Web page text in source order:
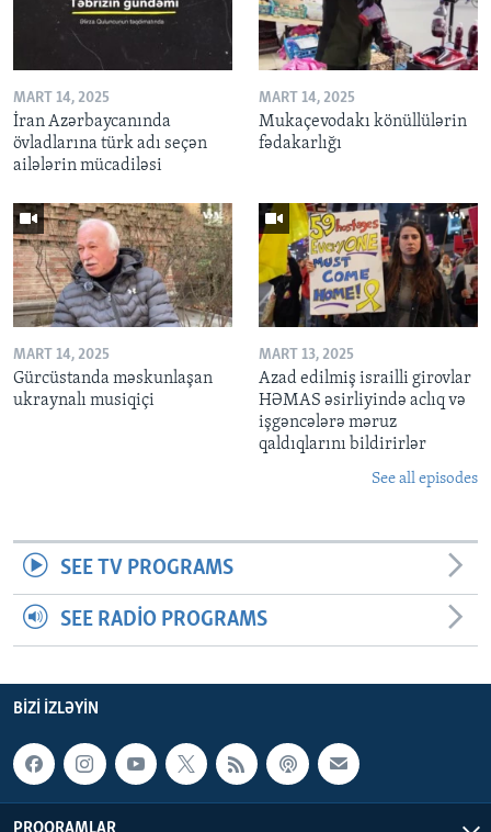
MART 14, 2025
İran Azərbaycanında
övladlarına türk adı seçən
ailələrin mücadiləsi
MART 14, 2025
Mukaçevodakı könüllülərin
fədakarlığı
MART 14, 2025
Gürcüstanda məskunlaşan
ukraynalı musiqiçi
MART 13, 2025
Azad edilmiş israilli girovlar
HƏMAS əsirliyində aclıq və
işgəncələrə məruz
qaldıqlarını bildirirlər
See all episodes
SEE TV PROGRAMS
SEE RADIO PROGRAMS
BIZI IZLƏYIN